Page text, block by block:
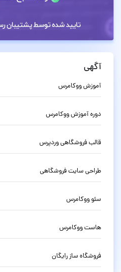
آگهی
آموزش ووکامرس
دوره آموزش ووکامرس
قالب فروشگاهی وردپرس
طراحی سایت فروشگاهی
سئو ووکامرس
هاست ووکامرس
فروشگاه ساز رایگان